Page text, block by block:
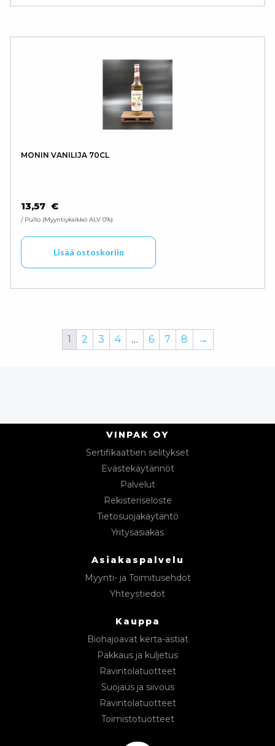
MONIN VANILIJA 70CL
13,57 €
/ Pullo Myyntiyksikkö ALV 0%
Lisää ostoskoriin
1 2 3 4 … 6 7 8 →
VINPAK OY
Sertifikaattien selitykset
Evästekäytännöt
Palvelut
Rekisteriseloste
Tietosuojakäytäntö
Yritysasiakas
Asiakaspalvelu
Myynti- ja Toimitusehdot
Yhteystiedot
Kauppa
Biohajoavat kerta-astiat
Pakkaus ja kuljetus
Ravintolatuotteet
Suojaus ja siivous
Ravintolatuotteet
Toimistotuotteet